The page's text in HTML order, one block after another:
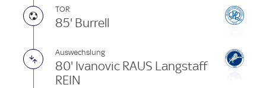
TOR
85' Burrell
Auswechslung
80' Ivanovic RAUS Langstaff
REIN